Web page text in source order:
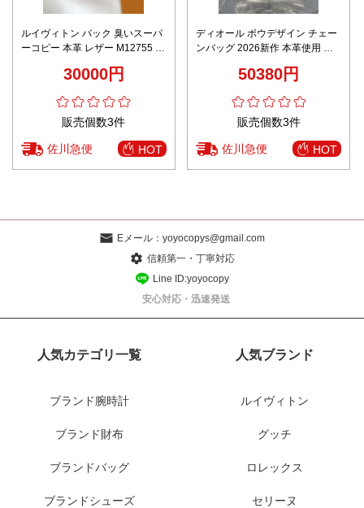
ルイヴィトン バック 臭いスーパ
ーコピー 本革 レザー M12755 ハ
30000円
販売個数3件
佐川急便 HOT
ディオール ボウデザイン チェー
ンバッグ 2026新作 本革使用 高
製 上質感 安心取引 発送保証 コ
50380円
販売個数3件
佐川急便 HOT
Eメール： yoyocopys@gmail.com
信頼第一・丁寧対応
Line ID:yoyocopy
安心対応・迅速発送
人気カテゴリ一覧
ブランド腕時計
ブランド財布
ブランドバッグ
ブランドシューズ
人気ブランド
ルイヴィトン
グッチ
ロレックス
セリーヌ